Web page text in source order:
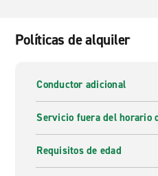
Políticas de alquiler
Conductor adicional
Servicio fuera del horario
Requisitos de edad